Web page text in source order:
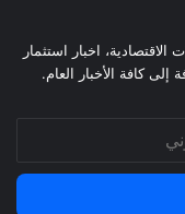
اخبار استثمار
كافة الأخبار العام.